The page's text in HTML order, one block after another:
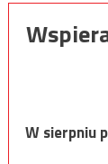
W sierpniu